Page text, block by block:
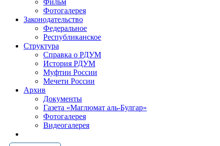
Фильм
Фотогалерея
Законодательство
Федеральное
Республиканское
Структура
Справка о РДУМ
История РДУМ
Муфтии России
Мечети России
Архив
Документы
Газета «Маглюмат аль-Булгар»
Фотогалерея
Видеогалерея